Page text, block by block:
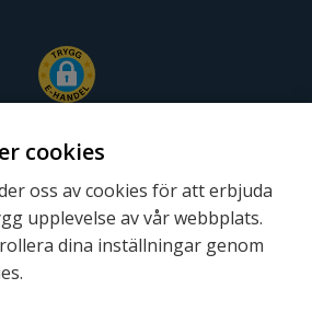
Följ oss
cookies
oss av cookies för att erbjuda
upplevelse av vår webbplats.
dina inställningar genom